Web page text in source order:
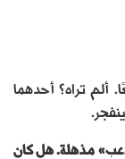
ألم تراه؟ أحدهما
مذهلة. هل كان